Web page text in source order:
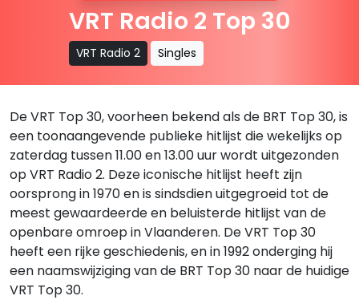
VRT Radio 2 Top 30
VRT Radio 2 Singles
De VRT Top 30, voorheen bekend als de BRT Top 30, is
een toonaangevende publieke hitlijst die wekelijks op
zaterdag tussen 11.00 en 13.00 uur wordt uitgezonden
op VRT Radio 2. Deze iconische hitlijst heeft zijn
oorsprong in 1970 en is sindsdien uitgegroeid tot de
meest gewaardeerde en beluisterde hitlijst van de
openbare omroep in Vlaanderen. De VRT Top 30
heeft een rijke geschiedenis, en in 1992 onderging hij
een naamswijziging van de BRT Top 30 naar de huidige
VRT Top 30.